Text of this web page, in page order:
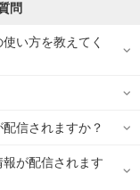
問
い方を教えてく
信されますか？
が配信されます